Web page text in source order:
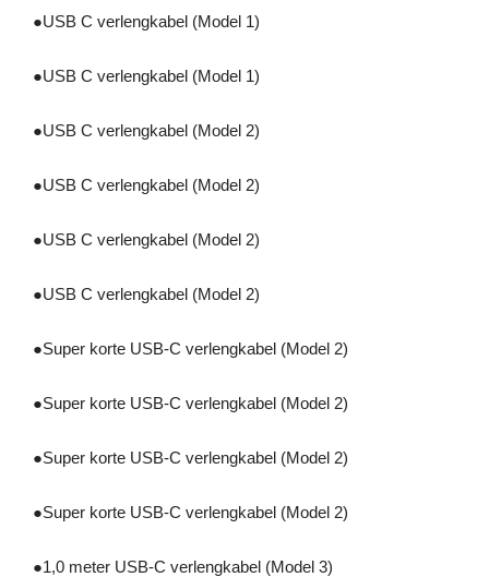
●USB C verlengkabel (Model 1)
●USB C verlengkabel (Model 1)
●USB C verlengkabel (Model 2)
●USB C verlengkabel (Model 2)
●USB C verlengkabel (Model 2)
●USB C verlengkabel (Model 2)
●Super korte USB-C verlengkabel (Model 2)
●Super korte USB-C verlengkabel (Model 2)
●Super korte USB-C verlengkabel (Model 2)
●Super korte USB-C verlengkabel (Model 2)
●1,0 meter USB-C verlengkabel (Model 3)